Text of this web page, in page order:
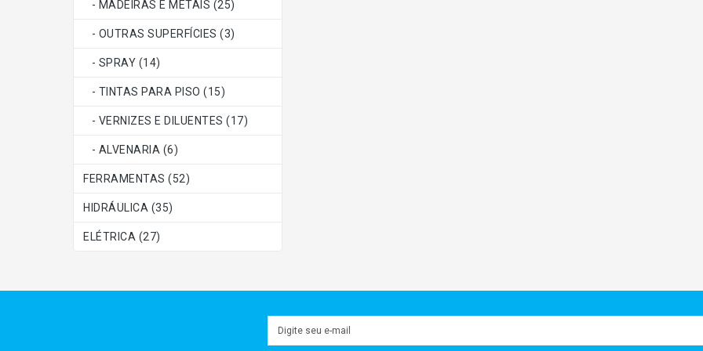
- MADEIRAS E METAIS (25)
- OUTRAS SUPERFÍCIES (3)
- SPRAY (14)
- TINTAS PARA PISO (15)
- VERNIZES E DILUENTES (17)
- ALVENARIA (6)
FERRAMENTAS (52)
HIDRÁULICA (35)
ELÉTRICA (27)